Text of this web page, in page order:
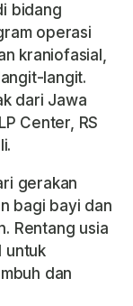
bidang
operasi
kraniofasial,
langit.
dari Jawa
Center, RS
gerakan
bagi bayi dan
Rentang usia
untuk
dan